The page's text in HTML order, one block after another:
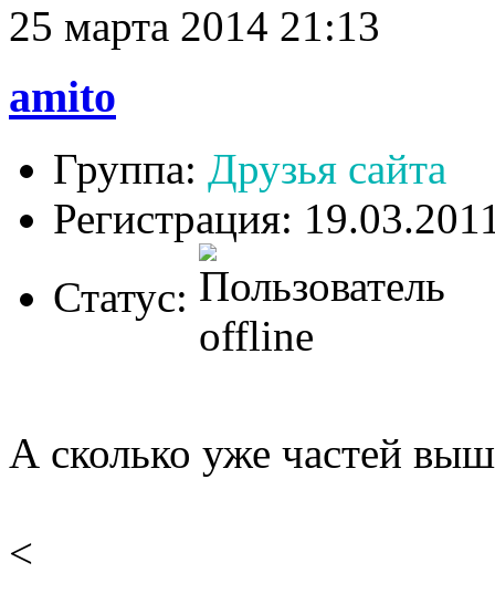
25 марта 2014 21:13
amito
Группа: Друзья сайта
Регистрация:
Статус:
А сколько уже частей
<